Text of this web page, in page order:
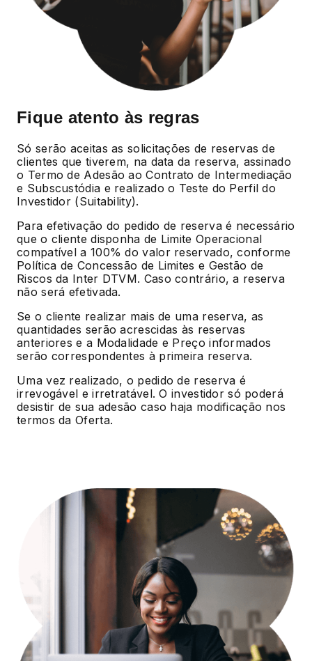
Fique atento às regras
Só serão aceitas as solicitações de reservas de
clientes que tiverem, na data da reserva, assinado
o Termo de Adesão ao Contrato de Intermediação
e Subscustódia e realizado o Teste do Perfil do
Investidor (Suitability).
Para efetivação do pedido de reserva é necessário
que o cliente disponha de Limite Operacional
compatível a 100% do valor reservado, conforme
Política de Concessão de Limites e Gestão de
Riscos da Inter DTVM. Caso contrário, a reserva
não será efetivada.
Se o cliente realizar mais de uma reserva, as
quantidades serão acrescidas às reservas
anteriores e a Modalidade e Preço informados
serão correspondentes à primeira reserva.
Uma vez realizado, o pedido de reserva é
irrevogável e irretratável. O investidor só poderá
desistir de sua adesão caso haja modificação nos
termos da Oferta.